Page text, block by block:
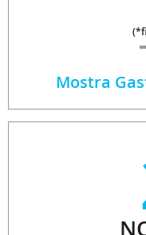
(
Mostra